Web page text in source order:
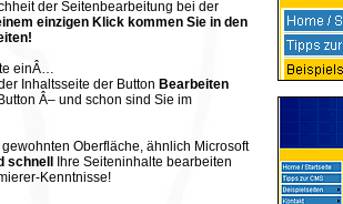
der Seitenbearbeitung bei der
einzigen Klick kommen Sie in den
einÂ…
Inhaltsseite der Button Bearbeiten
Â– und schon sind Sie im
Oberfläche, ähnlich Microsoft
schnell
Ihre Seiteninhalte bearbeiten
Kenntnisse!